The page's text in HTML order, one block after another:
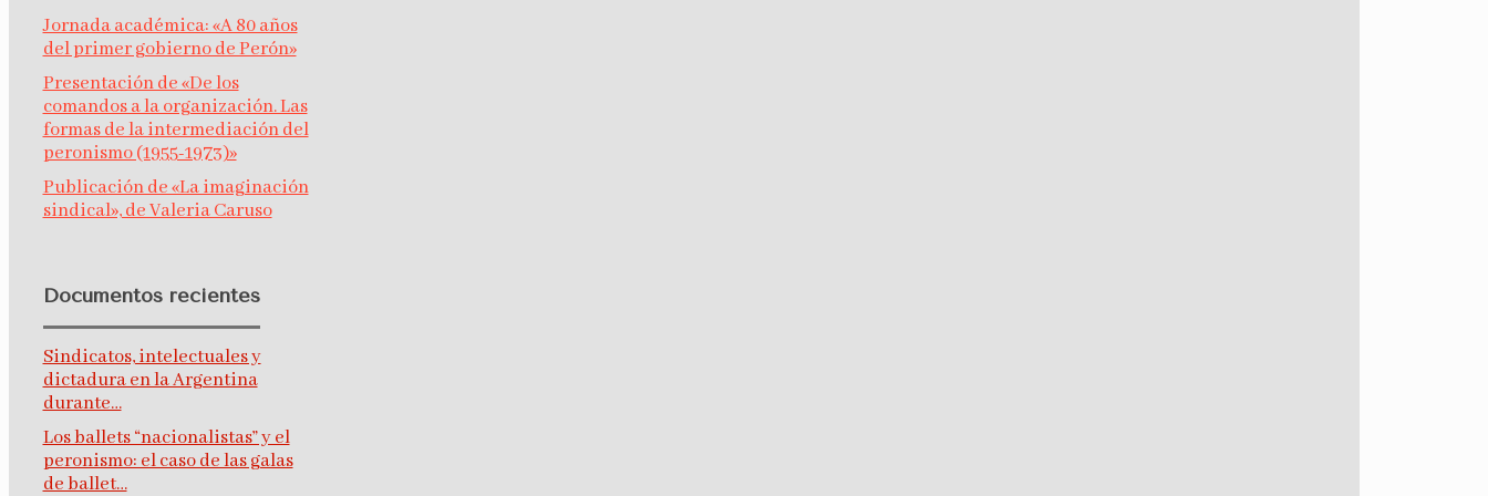
Jornada académica: «A 80 años
del primer gobierno de Perón»
Presentación de «De los
comandos a la organización. Las
formas de la intermediación del
peronismo (1955-1973)»
Publicación de «La imaginación
sindical», de Valeria Caruso
Documentos recientes
Sindicatos, intelectuales y
dictadura en la Argentina
durante…
Los ballets “nacionalistas” y el
peronismo: el caso de las galas
de ballet…